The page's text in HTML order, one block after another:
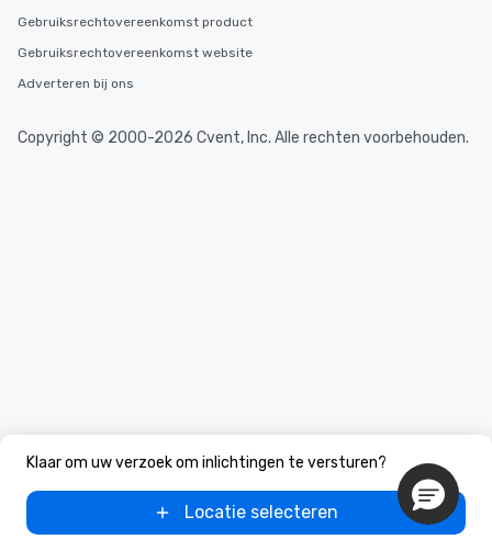
Klaar om uw verzoek om inlichtingen te versturen?
Locatie selecteren
Gebruiksrechtovereenkomst product
Gebruiksrechtovereenkomst website
Adverteren bij ons
Copyright © 2000-2026 Cvent, Inc. Alle rechten voorbehouden.